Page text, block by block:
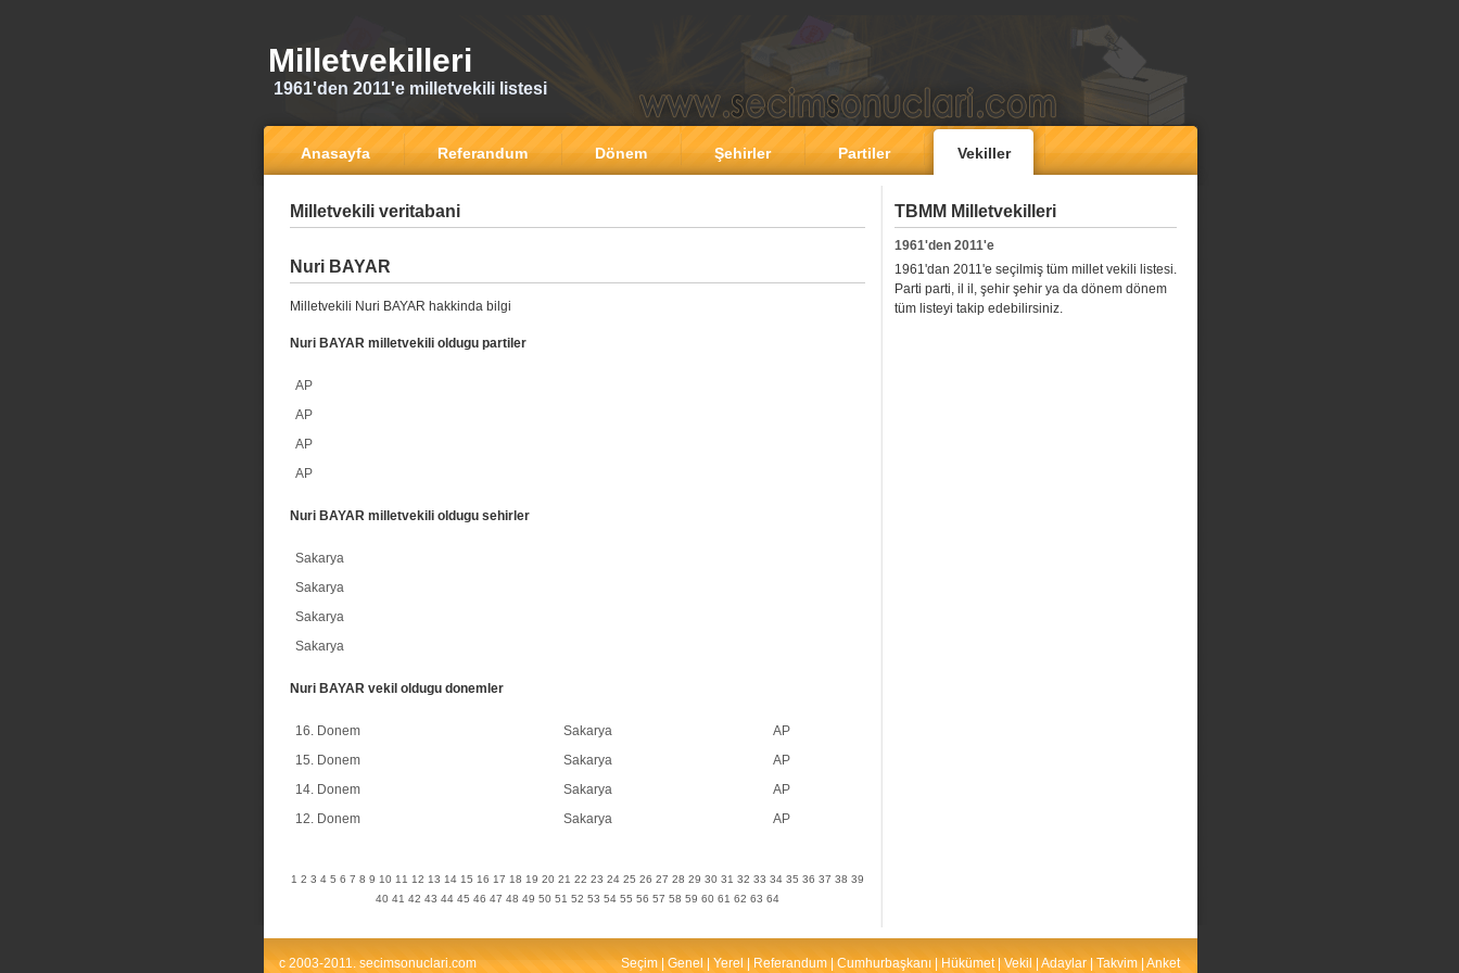
Milletvekilleri
1961'den 2011'e milletvekili listesi
Anasayfa Referandum Dönem Şehirler Partiler Vekiller
Milletvekili veritabani
Nuri BAYAR
Milletvekili Nuri BAYAR hakkinda bilgi
Nuri BAYAR milletvekili oldugu partiler
AP
AP
AP
AP
Nuri BAYAR milletvekili oldugu sehirler
Sakarya
Sakarya
Sakarya
Sakarya
Nuri BAYAR vekil oldugu donemler
16. Donem Sakarya
AP
15. Donem
Sakarya
AP
14. Donem
Sakarya
AP
12. Donem
Sakarya AP
1 2 3 4 5 6 7 8 9 10 11 12 13 14 15 16 17 18 19 20 21 22 23 24 25 26 27 28 29 30 31 32 33 34 35 36 37 38 39
40 41 42 43 44 45 46 47 48 49 50 51 52 53 54 55 56 57 58 59 60 61 62 63 64
TBMM Milletvekilleri
1961'den 2011'e
1961'dan 2011'e seçilmiş tüm millet vekili listesi.
Parti parti, il il, şehir şehir ya da dönem dönem
tüm listeyi takip edebilirsiniz.
c 2003-2011. secimsonuclari.com Seçim | Genel | Yerel | Referandum | Cumhurbaşkanı | Hükümet| Vekil | Adaylar | Takvim | Anket